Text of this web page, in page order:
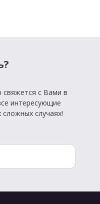
свяжется с Вами в
интересующие
случаях!